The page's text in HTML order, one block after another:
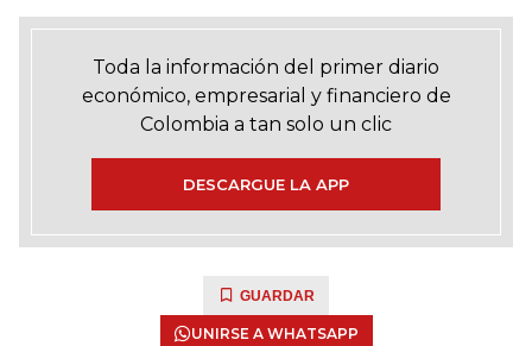
Toda la información del primer diario
económico, empresarial y financiero de
Colombia a tan solo un clic
DESCARGUE LA APP
GUARDAR
UNIRSE A WHATSAPP